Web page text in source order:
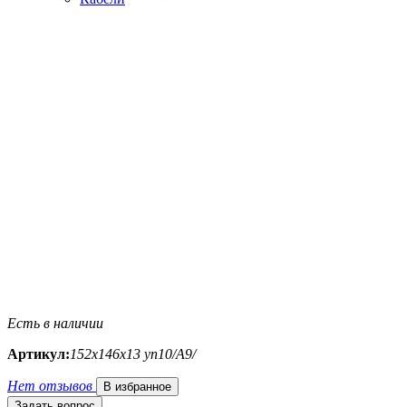
Есть в наличии
Артикул:152х146х13 уп10/A9/
Нет отзывов
В избранное